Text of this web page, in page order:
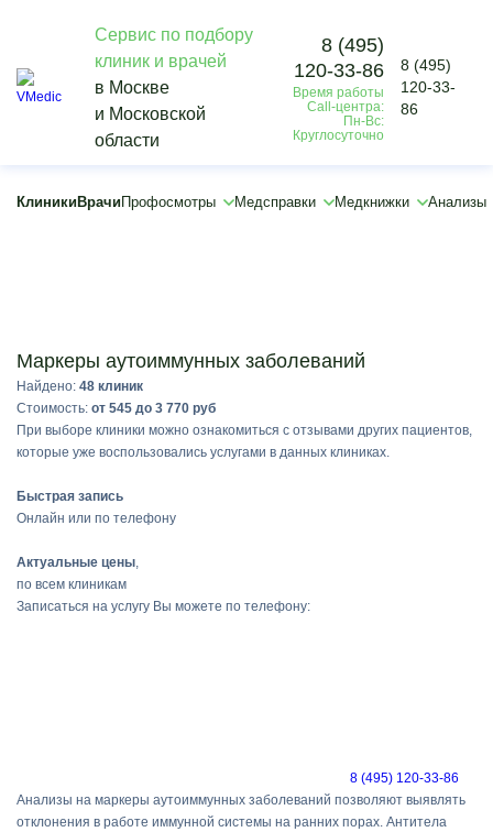
Сервис по подбору
клиник и врачей
в Москве
и Московской
области
8 (495)
120-33-86
Время работы
Call-центра:
Пн-Вс:
Круглосуточно
8 (495)
120-33-
86
Клиники Врачи Профосмотры Медсправки Медкнижки Анализы
Vmedic
Анализы
Маркеры аутоиммунных заболеваний
Маркеры аутоиммунных заболеваний
Найдено: 48 клиник
Стоимость: от 545 до 3 770 руб
При выборе клиники можно ознакомиться с отзывами других пациентов,
которые уже воспользовались услугами в данных клиниках.
Быстрая запись
Онлайн или по телефону
Актуальные цены,
по всем клиникам
Записаться на услугу Вы можете по телефону:
8 (495) 120-33-86
Анализы на маркеры аутоиммунных заболеваний позволяют выявлять
отклонения в работе иммунной системы на ранних порах. Антитела